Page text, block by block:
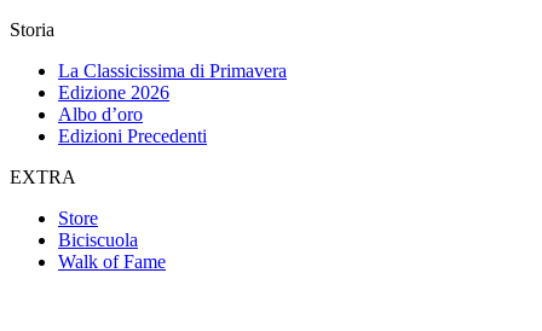
Storia
La Classicissima di Primavera
Edizione 2026
Albo d’oro
Edizioni Precedenti
EXTRA
Store
Biciscuola
Walk of Fame